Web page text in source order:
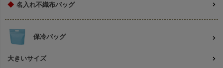
◆ 名入れ不織布バッグ
保冷バッグ
大きいサイズ